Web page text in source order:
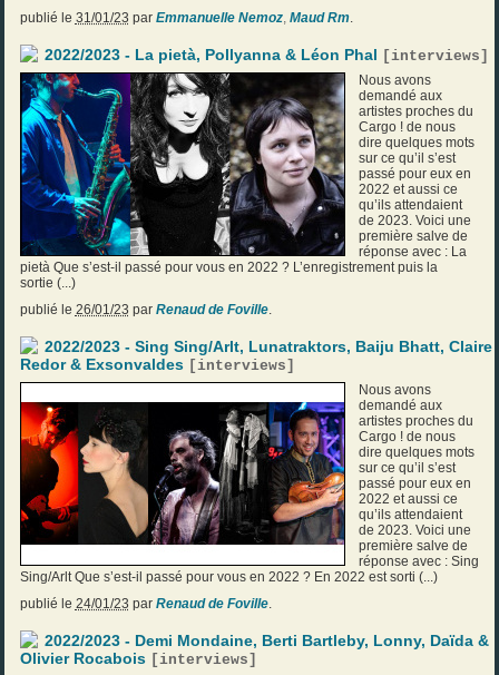
publié le 31/01/23 par Emmanuelle Nemoz, Maud Rm.
2022/2023 - La pietà, Pollyanna & Léon Phal [interviews ]
Nous avons
demandé aux
artistes proches du
Cargo ! de nous
dire quelques mots
sur ce qu’il s’est
passé pour eux en
2022 et aussi ce
qu’ils attendaient
de 2023. Voici une
première salve de
réponse avec : La
pietà Que s’est-il passé pour vous en 2022 ? L’enregistrement puis la
sortie (...)
publié le 26/01/23 par Renaud de Foville.
2022/2023 - Sing Sing/Arlt, Lunatraktors, Baiju Bhatt, Claire
Redor & Exsonvaldes [interviews ]
Nous avons
demandé aux
artistes proches du
Cargo ! de nous
dire quelques mots
sur ce qu’il s’est
passé pour eux en
2022 et aussi ce
qu’ils attendaient
de 2023. Voici une
première salve de
réponse avec : Sing
Sing/Arlt Que s’est-il passé pour vous en 2022 ? En 2022 est sorti (...)
publié le 24/01/23 par Renaud de Foville.
2022/2023 - Demi Mondaine, Berti Bartleby, Lonny, Daïda &
Olivier Rocabois [interviews ]